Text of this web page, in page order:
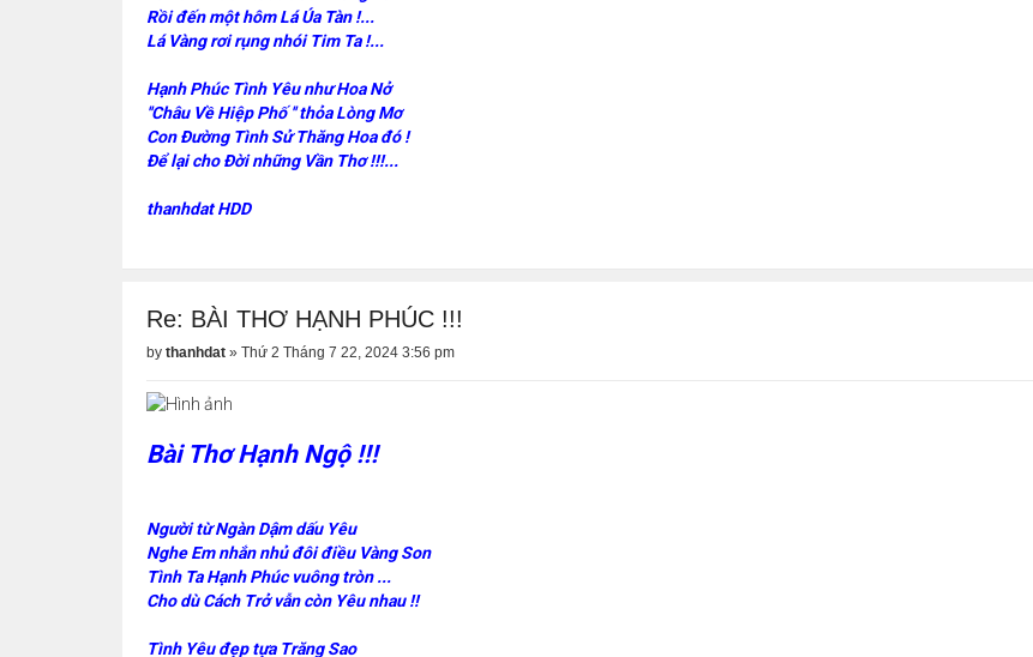
Rồi đến một hôm Lá Úa Tàn !...
Lá Vàng rơi rụng nhói Tim Ta !...
Hạnh Phúc Tình Yêu như Hoa Nở
''Châu Về Hiệp Phố '' thỏa Lòng Mơ
Con Đường Tình Sử Thăng Hoa đó !
Để lại cho Đời những Vần Thơ !!!...
thanhdat HDD
Re: BÀI THƠ HẠNH PHÚC !!!
by thanhdat » Thứ 2 Tháng 7 22, 2024 3:56 pm
Bài Thơ Hạnh Ngộ !!!
Người từ Ngàn Dậm dấu Yêu
Nghe Em nhắn nhủ đôi điều Vàng Son
Tình Ta Hạnh Phúc vuông tròn ...
Cho dù Cách Trở vẫn còn Yêu nhau !!
Tình Yêu đẹp tựa Trăng Sao